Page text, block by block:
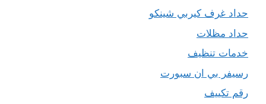
حداد غرف كيربي شينكو
حداد مظلات
خدمات تنظيف
رسيفر بي ان سبورت
رقم تكييف